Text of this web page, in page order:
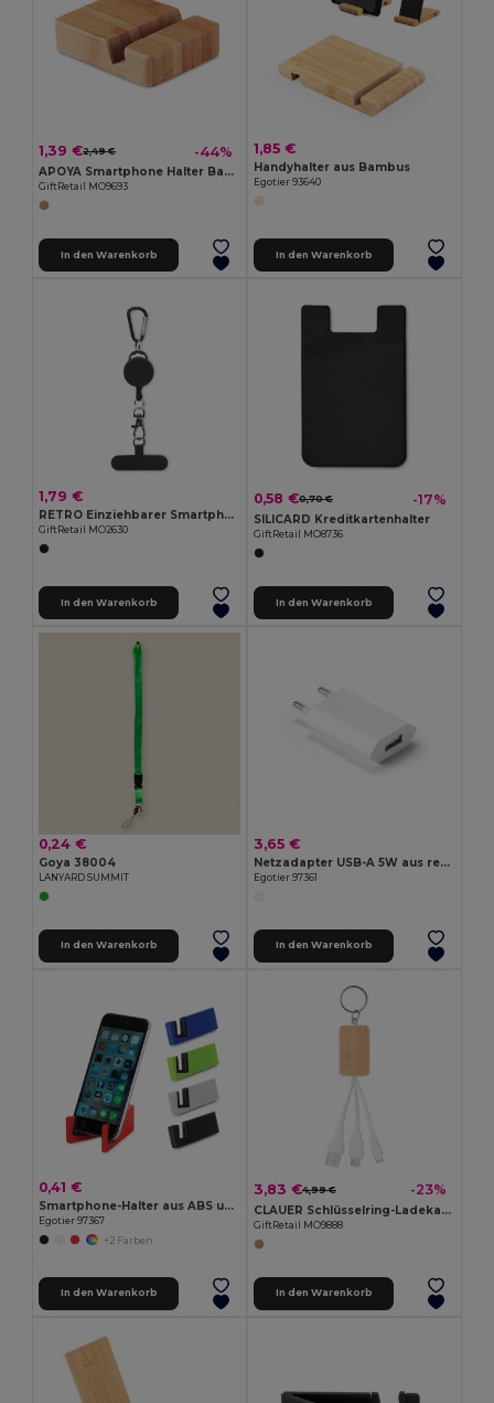
1,39 €2,49 € -44%
APOYA Smartphone Halter Bambus
GiftRetail MO9693
In den Warenkorb
1,85 €
Handyhalter aus Bambus
Egotier 93640
In den Warenkorb
1,79 €
RETRO Einziehbarer Smartphone-Halter
GiftRetail MO2630
In den Warenkorb
0,58 €0,70 € -17%
SILICARD Kreditkartenhalter
GiftRetail MO8736
In den Warenkorb
0,24 €
Goya 38004
LANYARD SUMMIT
In den Warenkorb
3,65 €
Netzadapter USB-A 5W aus recyceltes ABS (100% rABS)
Egotier 97361
In den Warenkorb
0,41 €
Smartphone-Halter aus ABS und TPR
Egotier 97367
+2 Farben
In den Warenkorb
3,83 €4,99 € -23%
CLAUER Schlüsselring-Ladekabel 3in1
GiftRetail MO9888
In den Warenkorb